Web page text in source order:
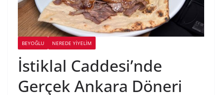
BEYOĞLU NEREDE YİYELİM
İstiklal Caddesi’nde
Gerçek Ankara Döneri